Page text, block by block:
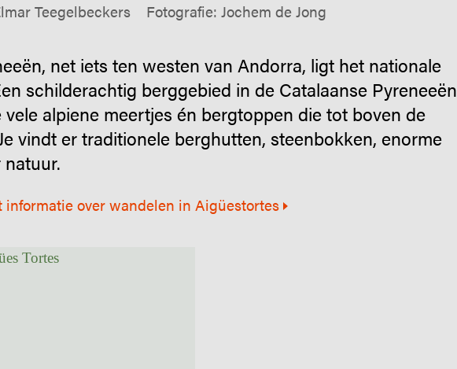
Teegelbeckers Fotografie: Jochem de Jong
net iets ten westen van Andorra, ligt het nationale
schilderachtig berggebied in de Catalaanse Pyreneeën
alpiene meertjes én bergtoppen die tot boven de
vindt er traditionele berghutten, steenbokken, enorme
informatie over wandelen in Aigüestortes